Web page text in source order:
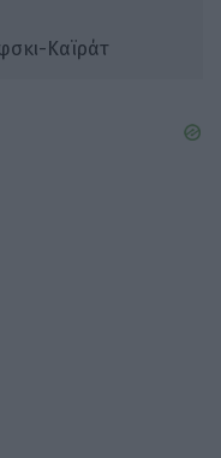
Καϊράτ